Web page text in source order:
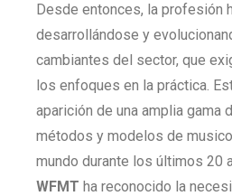
Desde entonces, la profesión
desarrollándose y
cambiantes del sector, que
los enfoques en la práctica.
aparición de una amplia gama
métodos y modelos de
mundo durante los últimos 20
WFMT ha reconocido la